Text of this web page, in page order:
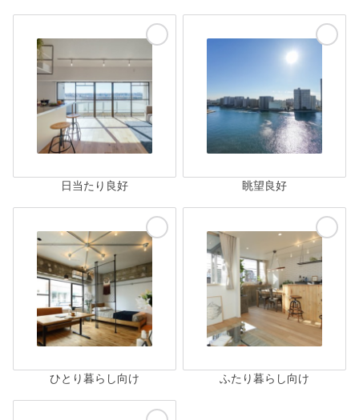
日当たり良好 眺望良好
ひとり暮らし向け ふたり暮らし向け